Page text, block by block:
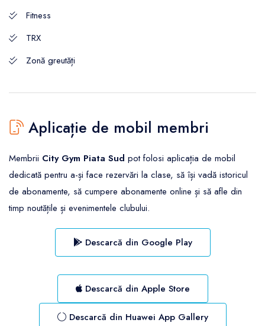
Fitness
TRX
Zonă greutăți
Aplicație de mobil membri
Membrii City Gym Piata Sud pot folosi aplicația de mobil
dedicată pentru a-și face rezervări la clase, să își vadă istoricul
de abonamente, să cumpere abonamente online și să afle din
timp noutățile și evenimentele clubului.
Descarcă din Google Play
Descarcă din Apple Store
Descarcă din Huawei App Gallery